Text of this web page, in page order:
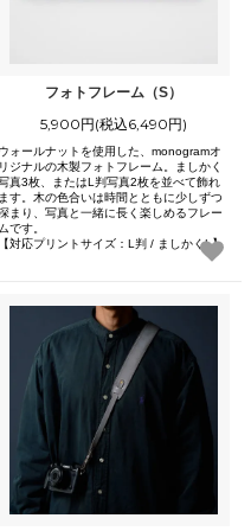
フォトフレーム（S）
5,900円(税込6,490円)
ウォールナットを使用した、monogramオ
リジナルの木製フォトフレーム。ましかく
真3枚、またはL判写真2枚を並べて飾れ
ます。木の色合いは時間とともに少しずつ
まり、写真と一緒に長く楽しめるフレー
ムです。
【対応プリントサイズ：L判 / ましかくL】